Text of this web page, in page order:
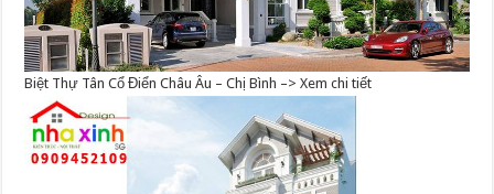
Biệt Thự Tân Cổ Điển Châu Âu – Chị Bình –> Xem chi tiết